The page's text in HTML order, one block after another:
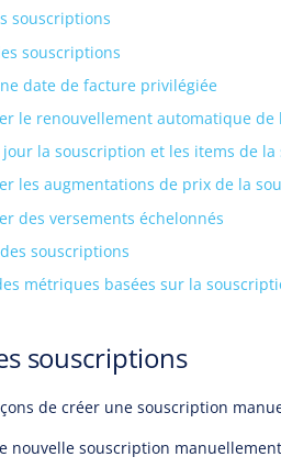
souscriptions
souscriptions
date de facture privilégiée
le renouvellement automatique de
la souscription et les items de la
les augmentations de prix de la
des versements échelonnés
souscriptions
métriques basées sur la
souscriptions
de créer une souscription
nouvelle souscription